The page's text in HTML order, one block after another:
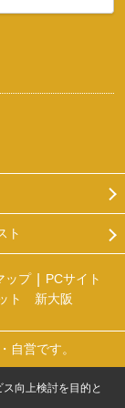
ト
ップ
PCサイト
ト 新大阪
自営です。
向上検討を目的と